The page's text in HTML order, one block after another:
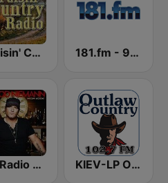
Cruisin' Country Radio 181.fm - 90's Country
GotRadio - Today's Country KIEV-LP Outlaw Country Radio